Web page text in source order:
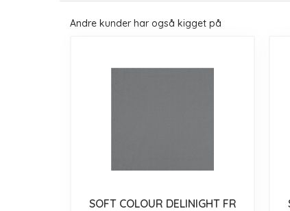
Andre kunder har også kigget på
SOFT COLOUR DELINIGHT FR